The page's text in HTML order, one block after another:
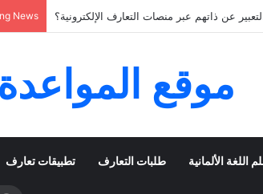
News عن ذاتهم عبر منصات التعارف الإلكترونية؟
موقع
تطبيقات تعارف طلبات التعارف اللغة الألمانية